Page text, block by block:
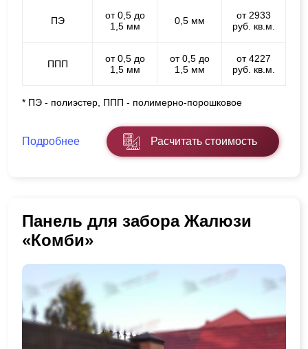
ПЭ
от 0,5 до
1,5 мм
0,5 мм
от 2933
руб. кв.м.
ППП
от 0,5 до
1,5 мм
от 0,5 до
1,5 мм
от 4227
руб. кв.м.
* ПЭ - полиэстер, ППП - полимерно-порошковое
Подробнее Расчитать стоимость
Панель для забора Жалюзи
«Комби»